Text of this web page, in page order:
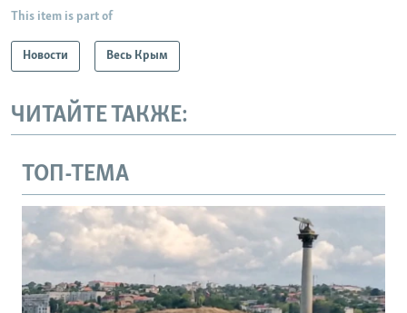
This item is part of
Новости Весь Крым
ЧИТАЙТЕ ТАКЖЕ:
ТОП-ТЕМА